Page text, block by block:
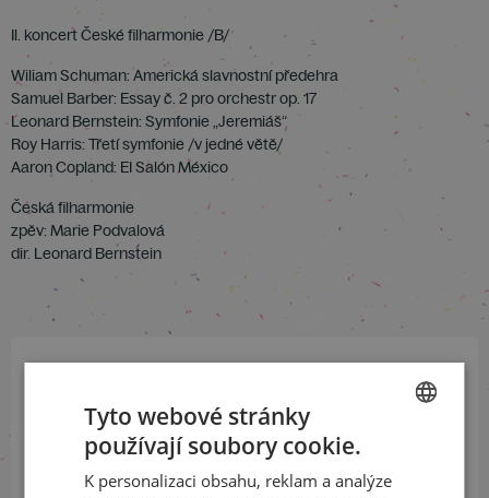
Il. koncert České filharmonie /B/
Wiliam Schuman: Americká slavnostní předehra
Samuel Barber: Essay č. 2 pro orchestr op. 17
Leonard Bernstein: Symfonie „Jeremiáš“
Roy Harris: Třetí symfonie /v jedné větě/
Aaron Copland: EI Salón México
Česká filharmonie
zpěv: Marie Podvalová
dir. Leonard Bernstein
a buďte jako první v obraze
ODEBÍRAT NEWSLETTER ENGLISH
Tyto webové stránky
používají soubory cookie.
K personalizaci obsahu, reklam a analýze